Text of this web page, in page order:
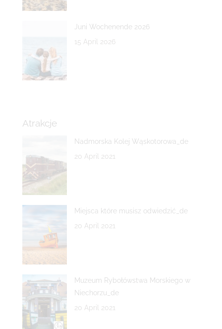
Juni Wochenende 2026
15 April 2026
Atrakcje
Nadmorska Kolej Wąskotorowa_de
20 April 2021
Miejsca które musisz odwiedzić_de
20 April 2021
Muzeum Rybołówstwa Morskiego w
Niechorzu_de
20 April 2021